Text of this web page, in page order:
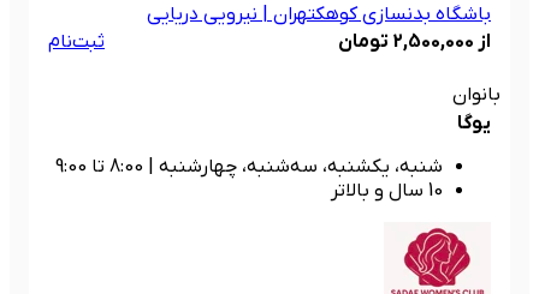
باشگاه بدنسازی کوهکتهران | نیرویی دریایی
از 2,500,000 تومان
ثبت‌نام
بانوان
یوگا
شنبه، یکشنبه، سه‌شنبه، چهارشنبه
8:00 تا 9:00
10 سال و بالاتر